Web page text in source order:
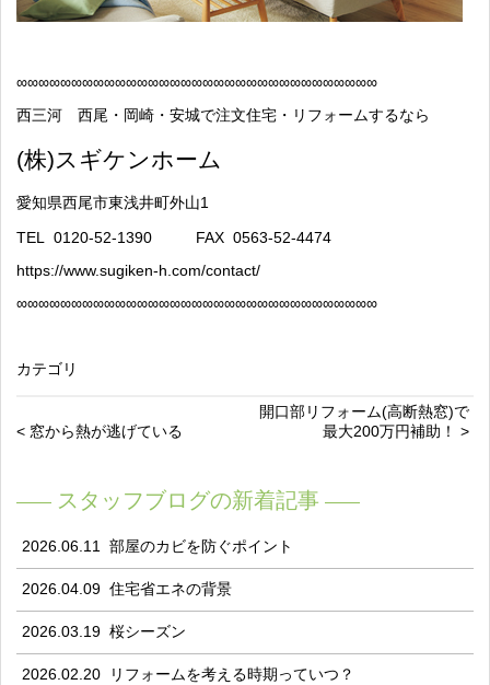
∞∞∞∞∞∞∞∞∞∞∞∞∞∞∞∞∞∞∞∞∞∞∞∞∞∞∞∞∞∞∞∞∞
西三河 西尾・岡崎・安城で注文住宅・リフォームするなら
(株)スギケンホーム
愛知県西尾市東浅井町外山1
TEL 0120-52-1390 FAX 0563-52-4474
https://www.sugiken-h.com/contact/
∞∞∞∞∞∞∞∞∞∞∞∞∞∞∞∞∞∞∞∞∞∞∞∞∞∞∞∞∞∞∞∞∞
カテゴリ
< 窓から熱が逃げている
開口部リフォーム(高断熱窓)で
最大200万円補助！ >
スタッフブログの新着記事
2026.06.11 部屋のカビを防ぐポイント
2026.04.09 住宅省エネの背景
2026.03.19 桜シーズン
2026.02.20 リフォームを考える時期っていつ？